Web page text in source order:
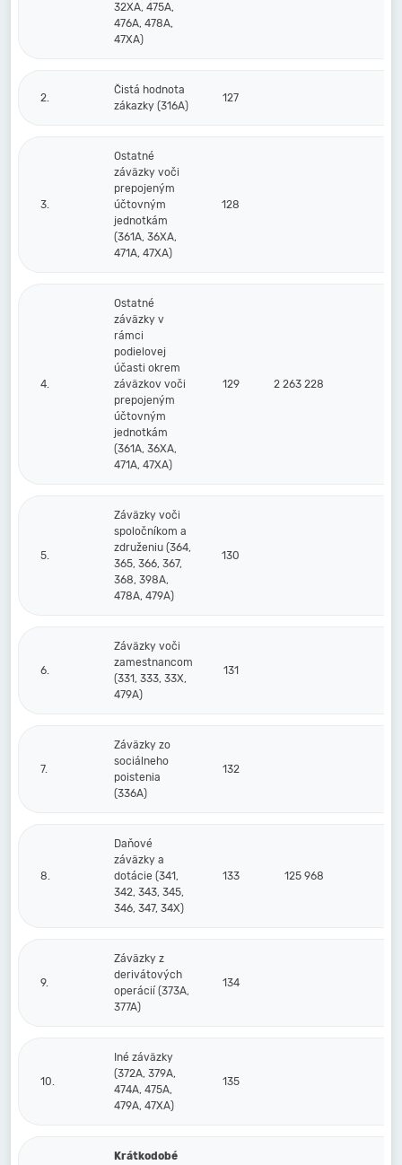
32XA, 475A,
476A, 478A,
47XA)
2.
Čistá hodnota
zákazky (316A)
127
3.
Ostatné
záväzky voči
prepojeným
účtovným
jednotkám
(361A, 36XA,
471A, 47XA)
128
4.
Ostatné
záväzky v
rámci
podielovej
účasti okrem
záväzkov voči
prepojeným
účtovným
jednotkám
(361A, 36XA,
471A, 47XA)
129 2 263 228
5.
Záväzky voči
spoločníkom a
združeniu (364,
365, 366, 367,
368, 398A,
478A, 479A)
130
6.
Záväzky voči
zamestnancom
(331, 333, 33X,
479A)
131
7.
Záväzky zo
sociálneho
poistenia
(336A)
132
8.
Daňové
záväzky a
dotácie (341,
342, 343, 345,
346, 347, 34X)
133 125 968
9.
Záväzky z
derivátových
operácií (373A,
377A)
134
10.
Iné záväzky
(372A, 379A,
474A, 475A,
479A, 47XA)
135
Krátkodobé